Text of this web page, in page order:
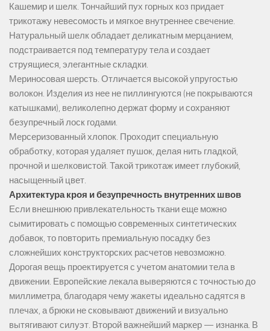
Кашемир и шелк. Тончайший пух горных коз придает
трикотажу невесомость и мягкое внутреннее свечение.
Натуральный шелк обладает деликатным мерцанием,
подстраивается под температуру тела и создает
струящиеся, элегантные складки.
Мериносовая шерсть. Отличается высокой упругостью
волокон. Изделия из нее не пиллингуются (не покрываются
катышками), великолепно держат форму и сохраняют
безупречный лоск годами.
Мерсеризованный хлопок. Проходит специальную
обработку, которая удаляет пушок, делая нить гладкой,
прочной и шелковистой. Такой трикотаж имеет глубокий,
насыщенный цвет.
Архитектура кроя и безупречность внутренних швов
Если внешнюю привлекательность ткани еще можно
сымитировать с помощью современных синтетических
добавок, то повторить премиальную посадку без
сложнейших конструкторских расчетов невозможно.
Дорогая вещь проектируется с учетом анатомии тела в
движении. Европейские лекала выверяются с точностью до
миллиметра, благодаря чему жакеты идеально садятся в
плечах, а брюки не сковывают движений и визуально
вытягивают силуэт. Второй важнейший маркер — изнанка. В